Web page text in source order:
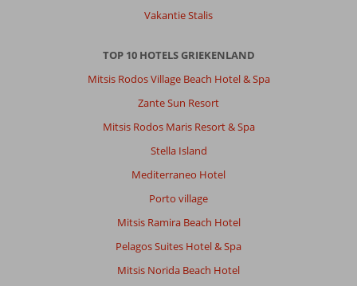
Vakantie Stalis
TOP 10 HOTELS GRIEKENLAND
Mitsis Rodos Village Beach Hotel & Spa
Zante Sun Resort
Mitsis Rodos Maris Resort & Spa
Stella Island
Mediterraneo Hotel
Porto village
Mitsis Ramira Beach Hotel
Pelagos Suites Hotel & Spa
Mitsis Norida Beach Hotel